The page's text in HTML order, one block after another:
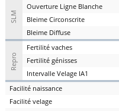
SLM
Ouverture Ligne Blanche
Bleime Circonscrite
Bleime Diffuse
Repro
Fertilité vaches
Fertilité génisses
Intervalle Velage IA1
Facilité naissance
Facilité velage